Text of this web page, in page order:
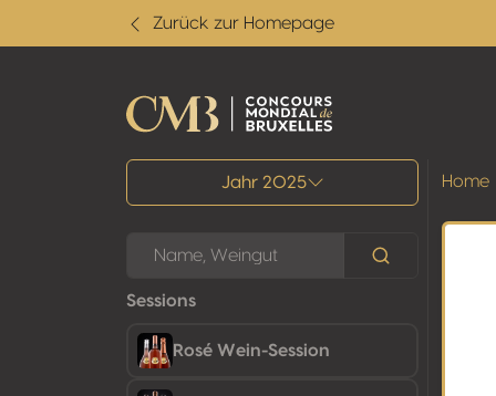
Zurück zur Homepage
Alle Ergebnisse
Jahr 2025
Sessions
Rosé Wein-Session
Home